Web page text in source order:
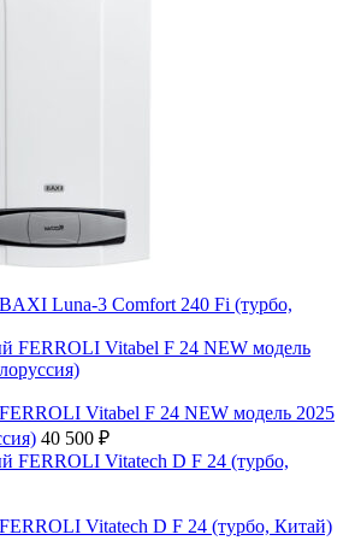
Luna-3 Comfort 240 Fi (турбо,
Vitabel F 24 NEW модель 2025
40 500 ₽
Vitatech D F 24 (турбо, Китай)